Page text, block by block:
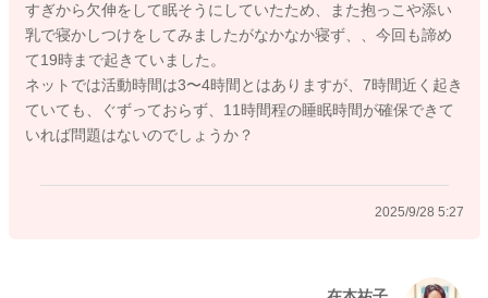
すぎから欠伸をして眠そうにしていたため、また抱っこや添い
乳で寝かしつけをしてみましたがなかなか寝ず、、今回も諦め
て19時まで起きていました。
ネットでは活動時間は3〜4時間とはありますが、7時間近く起き
ていても、ぐずっておらず、11時間程の睡眠時間が確保できて
いれば問題はないのでしょうか？
2025/9/28 5:27